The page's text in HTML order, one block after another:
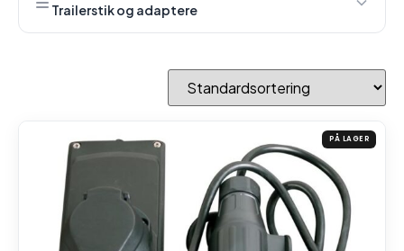
Trailerstik og adaptere
PÅ LAGER